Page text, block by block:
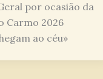
por ocasião da
Carmo 2026
ao céu»